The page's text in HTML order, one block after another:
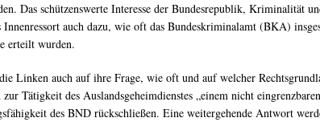
Das schützenswerte Interesse der Bundesrepublik,
Innenressort auch dazu, wie oft das Bundeskriminalamt (BKA)
erteilt wurden.
Linken auch auf ihre Frage, wie oft und auf welcher
Tätigkeit des Auslandsgeheimdienstes „einem nicht
des BND rückschließen. Eine weitergehende Antwort